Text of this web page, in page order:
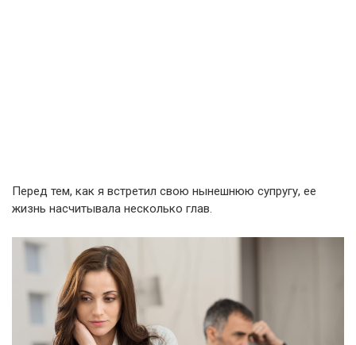
Перед тем, как я встретил свою нынешнюю супругу, ее
жизнь насчитывала несколько глав.